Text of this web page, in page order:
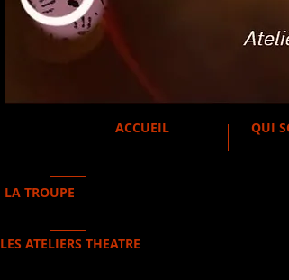
ACCUEIL QUI
LA TROUPE
LES ATELIERS THEATRE